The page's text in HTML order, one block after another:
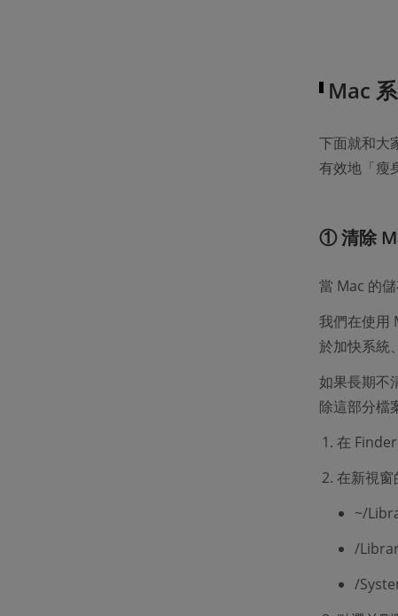
Mac
下面就和大
有效地「瘦
① 清除
當 Mac 的
我們在使用
於加快系統
如果長期不
除這部分檔
在
在新視窗
~/
/
/